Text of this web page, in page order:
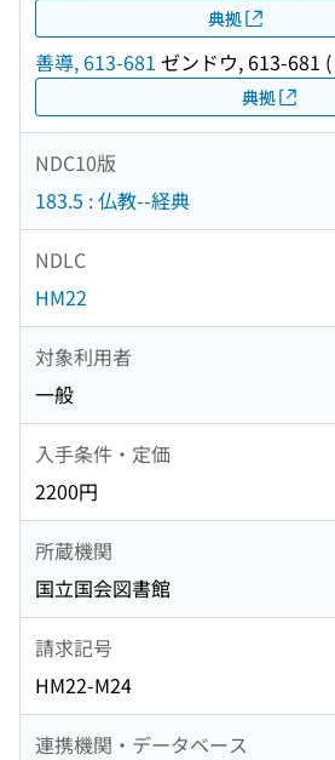
典拠
善導, 613-681 ゼンドウ, 613-681 (
典拠
NDC10版
183.5 : 仏教--経典
NDLC
HM22
対象利用者
一般
入手条件・定価
2200円
所蔵機関
国立国会図書館
請求記号
HM22-M24
連携機関・データベース